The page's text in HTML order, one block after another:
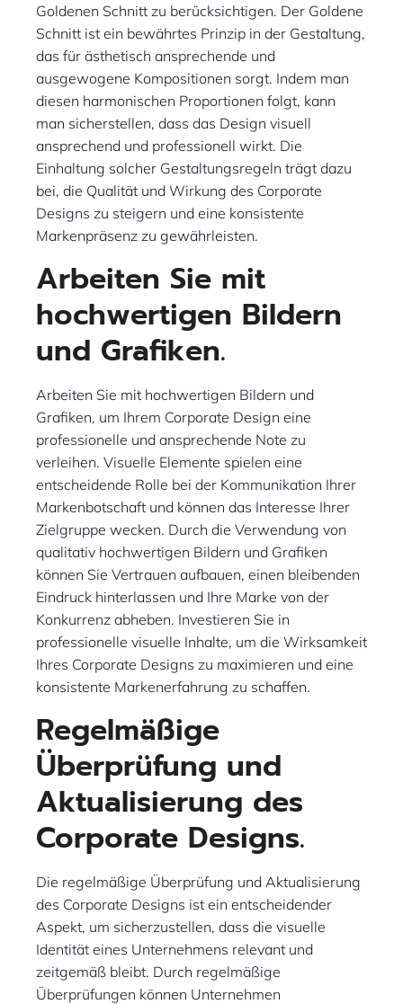
Goldenen Schnitt zu berücksichtigen. Der Goldene
Schnitt ist ein bewährtes Prinzip in der Gestaltung,
das für ästhetisch ansprechende und
ausgewogene Kompositionen sorgt. Indem man
diesen harmonischen Proportionen folgt, kann
man sicherstellen, dass das Design visuell
ansprechend und professionell wirkt. Die
Einhaltung solcher Gestaltungsregeln trägt dazu
bei, die Qualität und Wirkung des Corporate
Designs zu steigern und eine konsistente
Markenpräsenz zu gewährleisten.
Arbeiten Sie mit
hochwertigen Bildern
und Grafiken.
Arbeiten Sie mit hochwertigen Bildern und
Grafiken, um Ihrem Corporate Design eine
professionelle und ansprechende Note zu
verleihen. Visuelle Elemente spielen eine
entscheidende Rolle bei der Kommunikation Ihrer
Markenbotschaft und können das Interesse Ihrer
Zielgruppe wecken. Durch die Verwendung von
qualitativ hochwertigen Bildern und Grafiken
können Sie Vertrauen aufbauen, einen bleibenden
Eindruck hinterlassen und Ihre Marke von der
Konkurrenz abheben. Investieren Sie in
professionelle visuelle Inhalte, um die Wirksamkeit
Ihres Corporate Designs zu maximieren und eine
konsistente Markenerfahrung zu schaffen.
Regelmäßige
Überprüfung und
Aktualisierung des
Corporate Designs.
Die regelmäßige Überprüfung und Aktualisierung
des Corporate Designs ist ein entscheidender
Aspekt, um sicherzustellen, dass die visuelle
Identität eines Unternehmens relevant und
zeitgemäß bleibt. Durch regelmäßige
Überprüfungen können Unternehmen